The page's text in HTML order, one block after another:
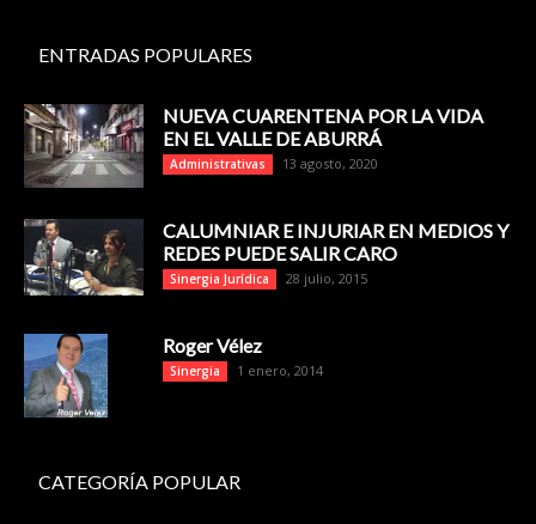
ENTRADAS POPULARES
NUEVA CUARENTENA POR LA VIDA
EN EL VALLE DE ABURRÁ
Administrativas 13 agosto, 2020
CALUMNIAR E INJURIAR EN MEDIOS Y
REDES PUEDE SALIR CARO
Sinergia Jurídica 28 julio, 2015
Roger Vélez
Sinergia 1 enero, 2014
CATEGORÍA POPULAR